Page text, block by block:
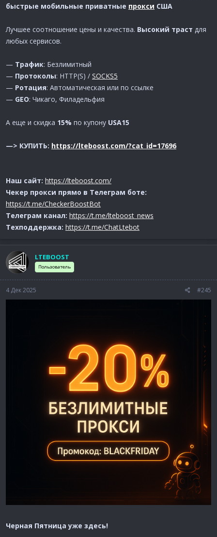
быстрые мобильные приватные прокси США
Лучшее соотношение цены и качества. Высокий траст для
любых сервисов.
— Трафик: Безлимитный
— Протоколы: HTTP(S) / SOCKS5
— Ротация: Автоматическая или по ссылке
— GEO: Чикаго, Филадельфия
А еще и скидка 15% по купону USA15
—> КУПИТЬ: https://lteboost.com/?cat_id=17696
Наш сайт: https://lteboost.com/
Чекер прокси прямо в Телеграм боте:
https://t.me/CheckerBoostBot
Телеграм канал: https://t.me/lteboost_news
Техподдержка: https://t.me/ChatLtebot
LTEBOOST
Пользователь
4 Дек 2025 #245
Черная Пятница уже здесь!